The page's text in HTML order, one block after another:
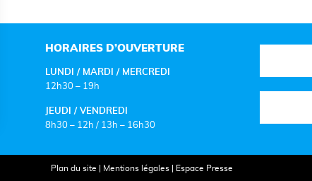
HORAIRES D’OUVERTURE
LUNDI / MARDI / MERCREDI
12h30 – 19h
JEUDI / VENDREDI
8h30 – 12h / 13h – 16h30
Plan du site Mentions légales Espace Presse